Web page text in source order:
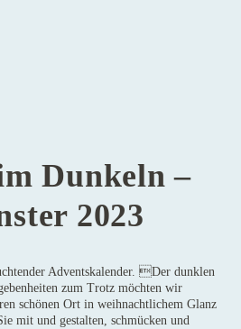
Dunkeln –
2023
Adventskalender. Der dunklen
zum Trotz möchten wir
schönen Ort in weihnachtlichem Glanz
mit und gestalten, schmücken und